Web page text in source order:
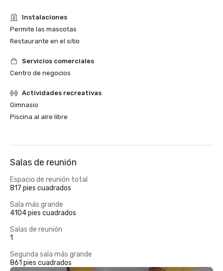
Instalaciones
Permite las mascotas
Restaurante en el sitio
Servicios comerciales
Centro de negocios
Actividades recreativas
Gimnasio
Piscina al aire libre
Salas de reunión
Espacio de reunión total
817 pies cuadrados
Sala más grande
4104 pies cuadrados
Salas de reunión
1
Segunda sala más grande
861 pies cuadrados